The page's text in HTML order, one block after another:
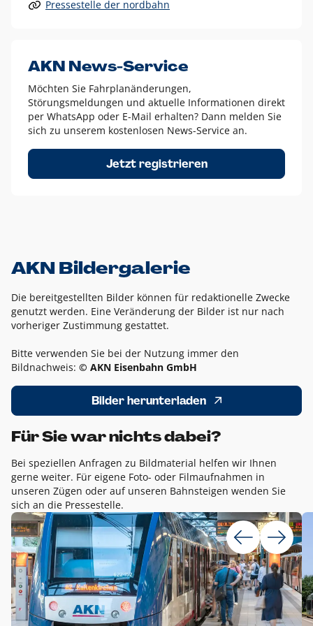
Alle anderen Logo-Varianten dürfen nur in Ausnahmefällen
Diese Ausnahmen sind zum Beispiel:
dem AKN Blau,
weißes Logo auf Fotohintergründen,
schwarzes Logo für reine Schwarz-Weiß-Umsetzungen
Um das Logo herum muss ein Schutzraum von jeweils einer
Höhe bzw. Breite des N aus AKN in alle Richtungen
Pressestelle der nordbahn
AKN News-Service
Möchten Sie Fahrplanänderungen,
Störungsmeldungen und aktuelle Informationen direkt
per WhatsApp oder E-Mail erhalten? Dann melden Sie
sich zu unserem kostenlosen News-Service an.
Jetzt registrieren
AKN Bildergalerie
Die bereitgestellten Bilder können für redaktionelle Zwecke
genutzt werden. Eine Veränderung der Bilder ist nur nach
vorheriger Zustimmung gestattet.
Bitte verwenden Sie bei der Nutzung immer den
Bildnachweis: © AKN Eisenbahn GmbH
Bilder herunterladen
Für Sie war nichts dabei?
Bei speziellen Anfragen zu Bildmaterial helfen wir Ihnen
gerne weiter. Für eigene Foto- oder Filmaufnahmen in
unseren Zügen oder auf unseren Bahnsteigen wenden Sie
sich an die Pressestelle.